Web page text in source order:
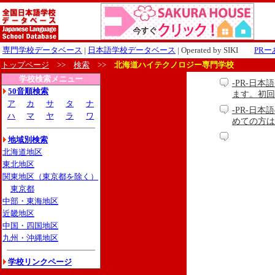
専門学校データベース | 日本語学校データベース | Operated by SIKI PRー
トップページ >> 検索 >> 北海道ハイテクノロジー専門学校
学校検索メニュー
50音順検索
ア
カ サ タ
ナ
ハ
マ ヤ ラ ワ
地域別検索
北海道地区
東北地区
関東地区（東京都を除く）
東京都
中部・東海地区
近畿地区
中国・四国地区
九州・沖縄地区
学校リンクページ
-PR-日本
ます。初
-PR-日本
めての方